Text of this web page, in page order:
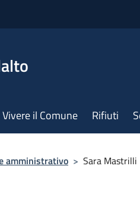
Vivere il Comune Rifiuti
amministrativo > Sara Mastrilli